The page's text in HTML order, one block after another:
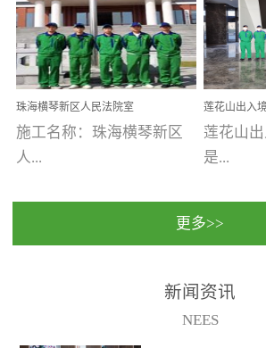
支优势
茁壮
人人都
她将越
将会成
优吸环
全国
【东莞美豪雅致酒店】室
内空气治理项目东莞美豪
雅致酒店 东莞美豪雅
致酒店是为中高端人士...
学广州
理 工
州南沙
州)校
珠海横琴新区人民法院室
内除甲醛空气治理项目
施工名称：珠海横琴新区
人...
民法院室内除甲醛空气治
保施工日期：2020年1月珠
莲花山出入
室内除甲醛
莲花山
是...
国家通
（及各出
更多>>
新闻资讯
NEES